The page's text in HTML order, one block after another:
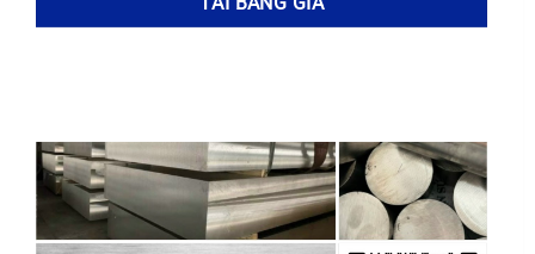
công nghiệp, đặc biệt lànhôm 7075với độ bền
Ưu điểm và nhược điểm khi sử dụng nhôm 6351
Việc lựa chọnnhôm 6351cho các ứng dụng kỹ
thuật đòi hỏi sự cân nhắc kỹ lưỡng về cảưu
điểm và nhược điểmcủa vật liệu này so với các